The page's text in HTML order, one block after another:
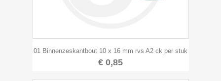
01 Binnenzeskantbout 10 x 16 mm rvs A2 ck per stuk
€ 0,85